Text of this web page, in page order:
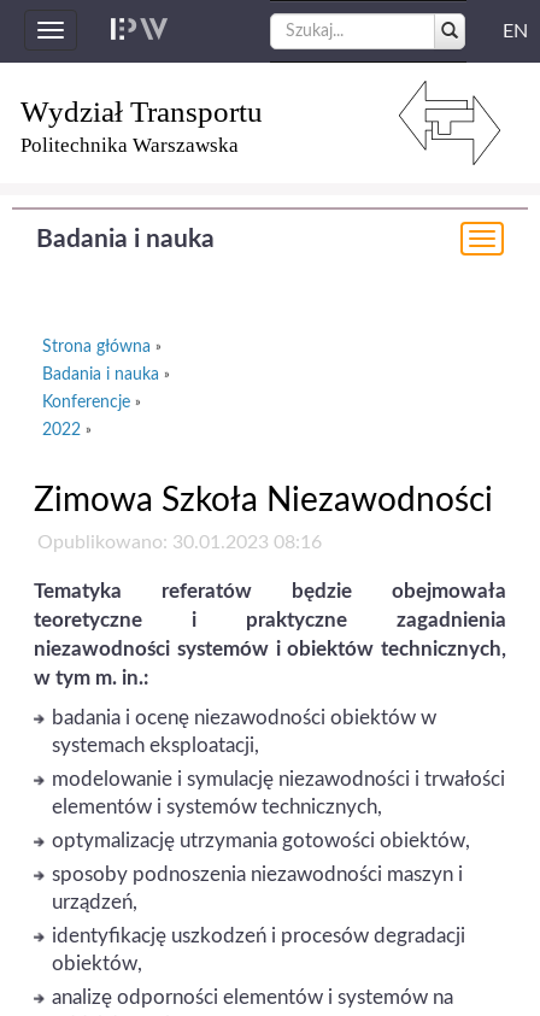
Toggle
navigation
EN
Wydział Transportu
Politechnika Warszawska
Badania i nauka
Strona główna »
Badania i nauka »
Konferencje »
2022 »
Zimowa Szkoła Niezawodności
Opublikowano: 30.01.2023 08:16
Tematyka referatów będzie obejmowała
teoretyczne i praktyczne zagadnienia
niezawodności systemów i obiektów technicznych,
w tym m. in.:
badania i ocenę niezawodności obiektów w
systemach eksploatacji,
modelowanie i symulację niezawodności i trwałości
elementów i systemów technicznych,
optymalizację utrzymania gotowości obiektów,
sposoby podnoszenia niezawodności maszyn i
urządzeń,
identyfikację uszkodzeń i procesów degradacji
obiektów,
analizę odporności elementów i systemów na